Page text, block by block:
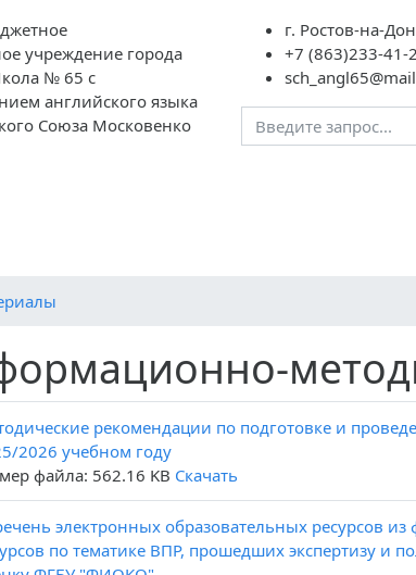
учреждение города
№ 65 с
английского языка
Союза Московенко
г. Ростов-на-
+7 (863)233-41-
рекомендации по подготовке и
2026 учебном году
файла: 562.16 KB Скачать
электронных образовательных ресурсов
по тематике ВПР, прошедших экспертизу и